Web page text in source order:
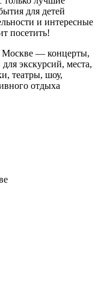
для детей
и интересные
посетить!
Москве — концерты,
экскурсий, места,
театры, шоу,
отдыха